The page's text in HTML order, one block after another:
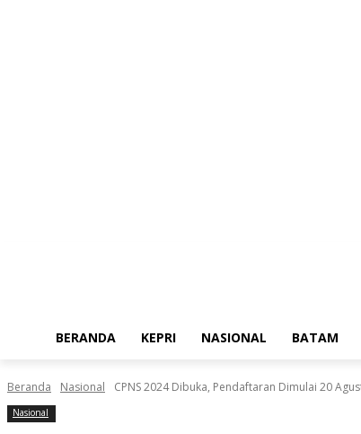
BERANDA KEPRI NASIONAL BATAM
Beranda Nasional CPNS 2024 Dibuka, Pendaftaran Dimulai 20
Nasional